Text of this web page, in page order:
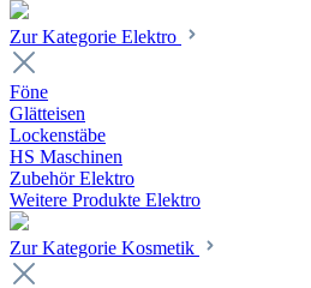
Zur Kategorie Elektro
Föne
Glätteisen
Lockenstäbe
HS Maschinen
Zubehör Elektro
Weitere Produkte Elektro
Zur Kategorie Kosmetik